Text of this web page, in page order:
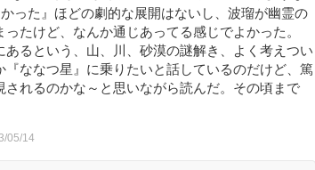
った』ほどの劇的な展開はないし、波瑠が幽霊の
たけど、なんか通じあってる感じでよかった。
あるという、山、川、砂漠の謎解き、よく考えつい
ななつ星』に乗りたいと話しているのだけど、篤
れるのかな～と思いながら読んだ。その頃まで
05/14